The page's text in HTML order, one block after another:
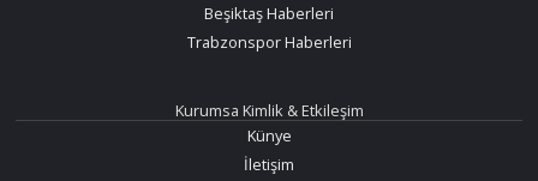
Beşiktaş Haberleri
Trabzonspor Haberleri
Kurumsa Kimlik & Etkileşim
Künye
İletişim